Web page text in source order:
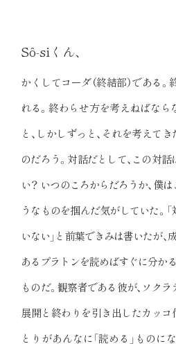
Sô-siくん、
かくしてコーダ（終結部）である
れる。終わらせ方を考えねばなら
と、しかしずっと、それを考えて
のだろう。対話だとして、この対
い？ いつのころからだろうか、僕
うなものを掴んだ気がしていた。
いない」と前葉できみは書いたが、
あるプラトンを読めばすぐに分かる
ものだ。観察者である彼が、ソク
展開と終わりを引き出したカッコ
とりがあんなに「読める」もの